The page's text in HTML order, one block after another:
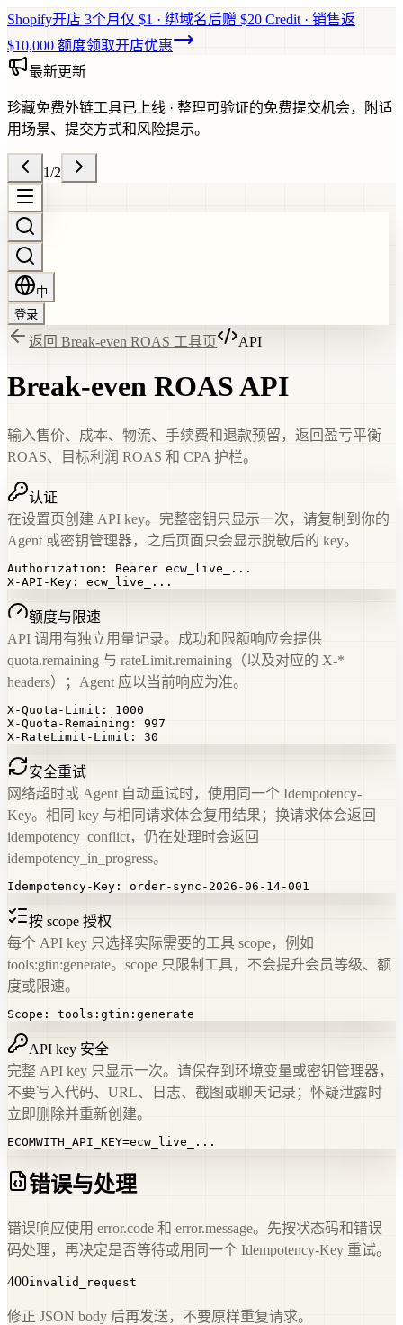
Shopify开店 3个月仅 $1 · 绑域名后赠 $20 Credit · 销售返
$10,000 额度领取开店优惠
最新更新
珍藏免费外链工具已上线 · 整理可验证的免费提交机会，附适
用场景、提交方式和风险提示。
1/2
中
登录
返回 Break-even ROAS 工具页 API
Break-even ROAS API
输入售价、成本、物流、手续费和退款预留，返回盈亏平衡
ROAS、目标利润 ROAS 和 CPA 护栏。
认证
在设置页创建 API key。完整密钥只显示一次，请复制到你的
Agent 或密钥管理器，之后页面只会显示脱敏后的 key。
Authorization: Bearer ecw_live_...
X-API-Key: ecw_live_...
额度与限速
API 调用有独立用量记录。成功和限额响应会提供
quota.remaining 与 rateLimit.remaining（以及对应的 X-*
headers）；Agent 应以当前响应为准。
X-Quota-Limit: 1000
X-Quota-Remaining: 997
X-RateLimit-Limit: 30
安全重试
网络超时或 Agent 自动重试时，使用同一个 Idempotency-
Key。相同 key 与相同请求体会复用结果；换请求体会返回
idempotency_conflict，仍在处理时会返回
idempotency_in_progress。
Idempotency-Key: order-sync-2026-06-14-001
按 scope 授权
每个 API key 只选择实际需要的工具 scope，例如
tools:gtin:generate。scope 只限制工具，不会提升会员等级、额
度或限速。
Scope: tools:gtin:generate
API key 安全
完整 API key 只显示一次。请保存到环境变量或密钥管理器，
不要写入代码、URL、日志、截图或聊天记录；怀疑泄露时
立即删除并重新创建。
ECOMWITH_API_KEY=ecw_live_...
错误与处理
错误响应使用 error.code 和 error.message。先按状态码和错误
码处理，再决定是否等待或用同一个 Idempotency-Key 重试。
400invalid_request
修正 JSON body 后再发送，不要原样重复请求。